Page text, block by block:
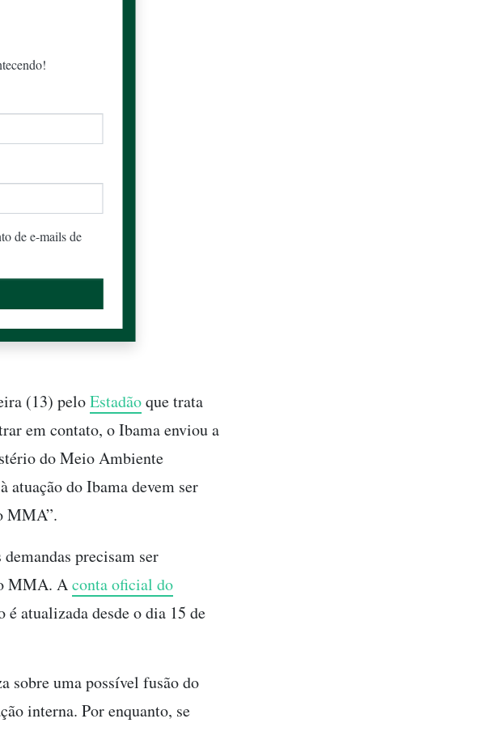
de e-mails de
(13) peloEstadãoque trata
em contato, o Ibama enviou a
do Meio Ambiente
atuação do Ibama devem ser
MMA”.
precisam ser
MMA. Aconta oficial do
é atualizada desde o dia 15 de
sobre uma possível fusão do
interna. Por enquanto, se